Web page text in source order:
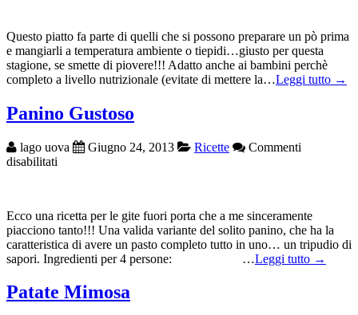
e
uova
Questo piatto fa parte di quelli che si possono preparare un pò prima
e mangiarli a temperatura ambiente o tiepidi…giusto per questa
stagione, se smette di piovere!!! Adatto anche ai bambini perchè
completo a livello nutrizionale (evitate di mettere la…Leggi tutto →
Panino Gustoso
lago uova Giugno 24, 2013 Ricette
Commenti
disabilitati
Ecco una ricetta per le gite fuori porta che a me sinceramente
piacciono tanto!!! Una valida variante del solito panino, che ha la
caratteristica di avere un pasto completo tutto in uno… un tripudio di
sapori. Ingredienti per 4 persone: …Leggi tutto →
Patate Mimosa